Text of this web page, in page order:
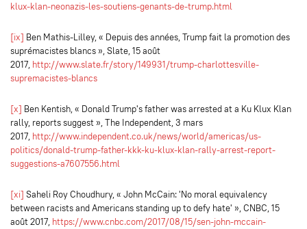
klux-klan-neonazis-les-soutiens-genants-de-trump.html
[ix] Ben Mathis-Lilley, « Depuis des années, Trump fait la promotion des
suprémacistes blancs », Slate, 15 août
2017, http://www.slate.fr/story/149931/trump-charlottesville-
supremacistes-blancs
[x] Ben Kentish, « Donald Trump's father was arrested at a Ku Klux Klan
rally, reports suggest », The Independent, 3 mars
2017, http://www.independent.co.uk/news/world/americas/us-
politics/donald-trump-father-kkk-ku-klux-klan-rally-arrest-report-
suggestions-a7607556.html
[xi] Saheli Roy Choudhury, « John McCain: 'No moral equivalency
between racists and Americans standing up to defy hate' », CNBC, 15
août 2017, https://www.cnbc.com/2017/08/15/sen-john-mccain-